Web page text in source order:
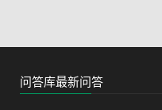
问答库最新问答